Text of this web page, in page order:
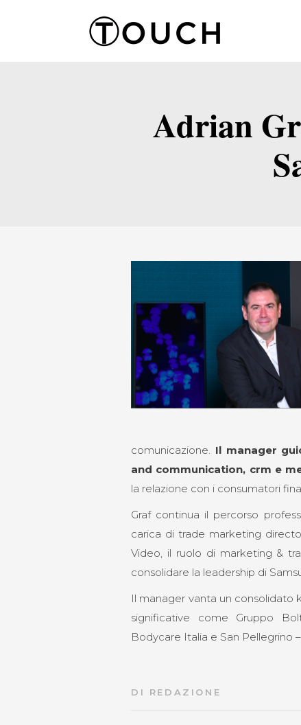
Adrian
comunicazione. Il manager
and communication, crm e
la relazione con i consumatori
Graf continua il percorso
carica di trade marketing
Video, il ruolo di marketing &
consolidare la leadership di
Il manager vanta un consolidato
significative come Gruppo
Bodycare Italia e San Pellegrino
DI REDAZIONE